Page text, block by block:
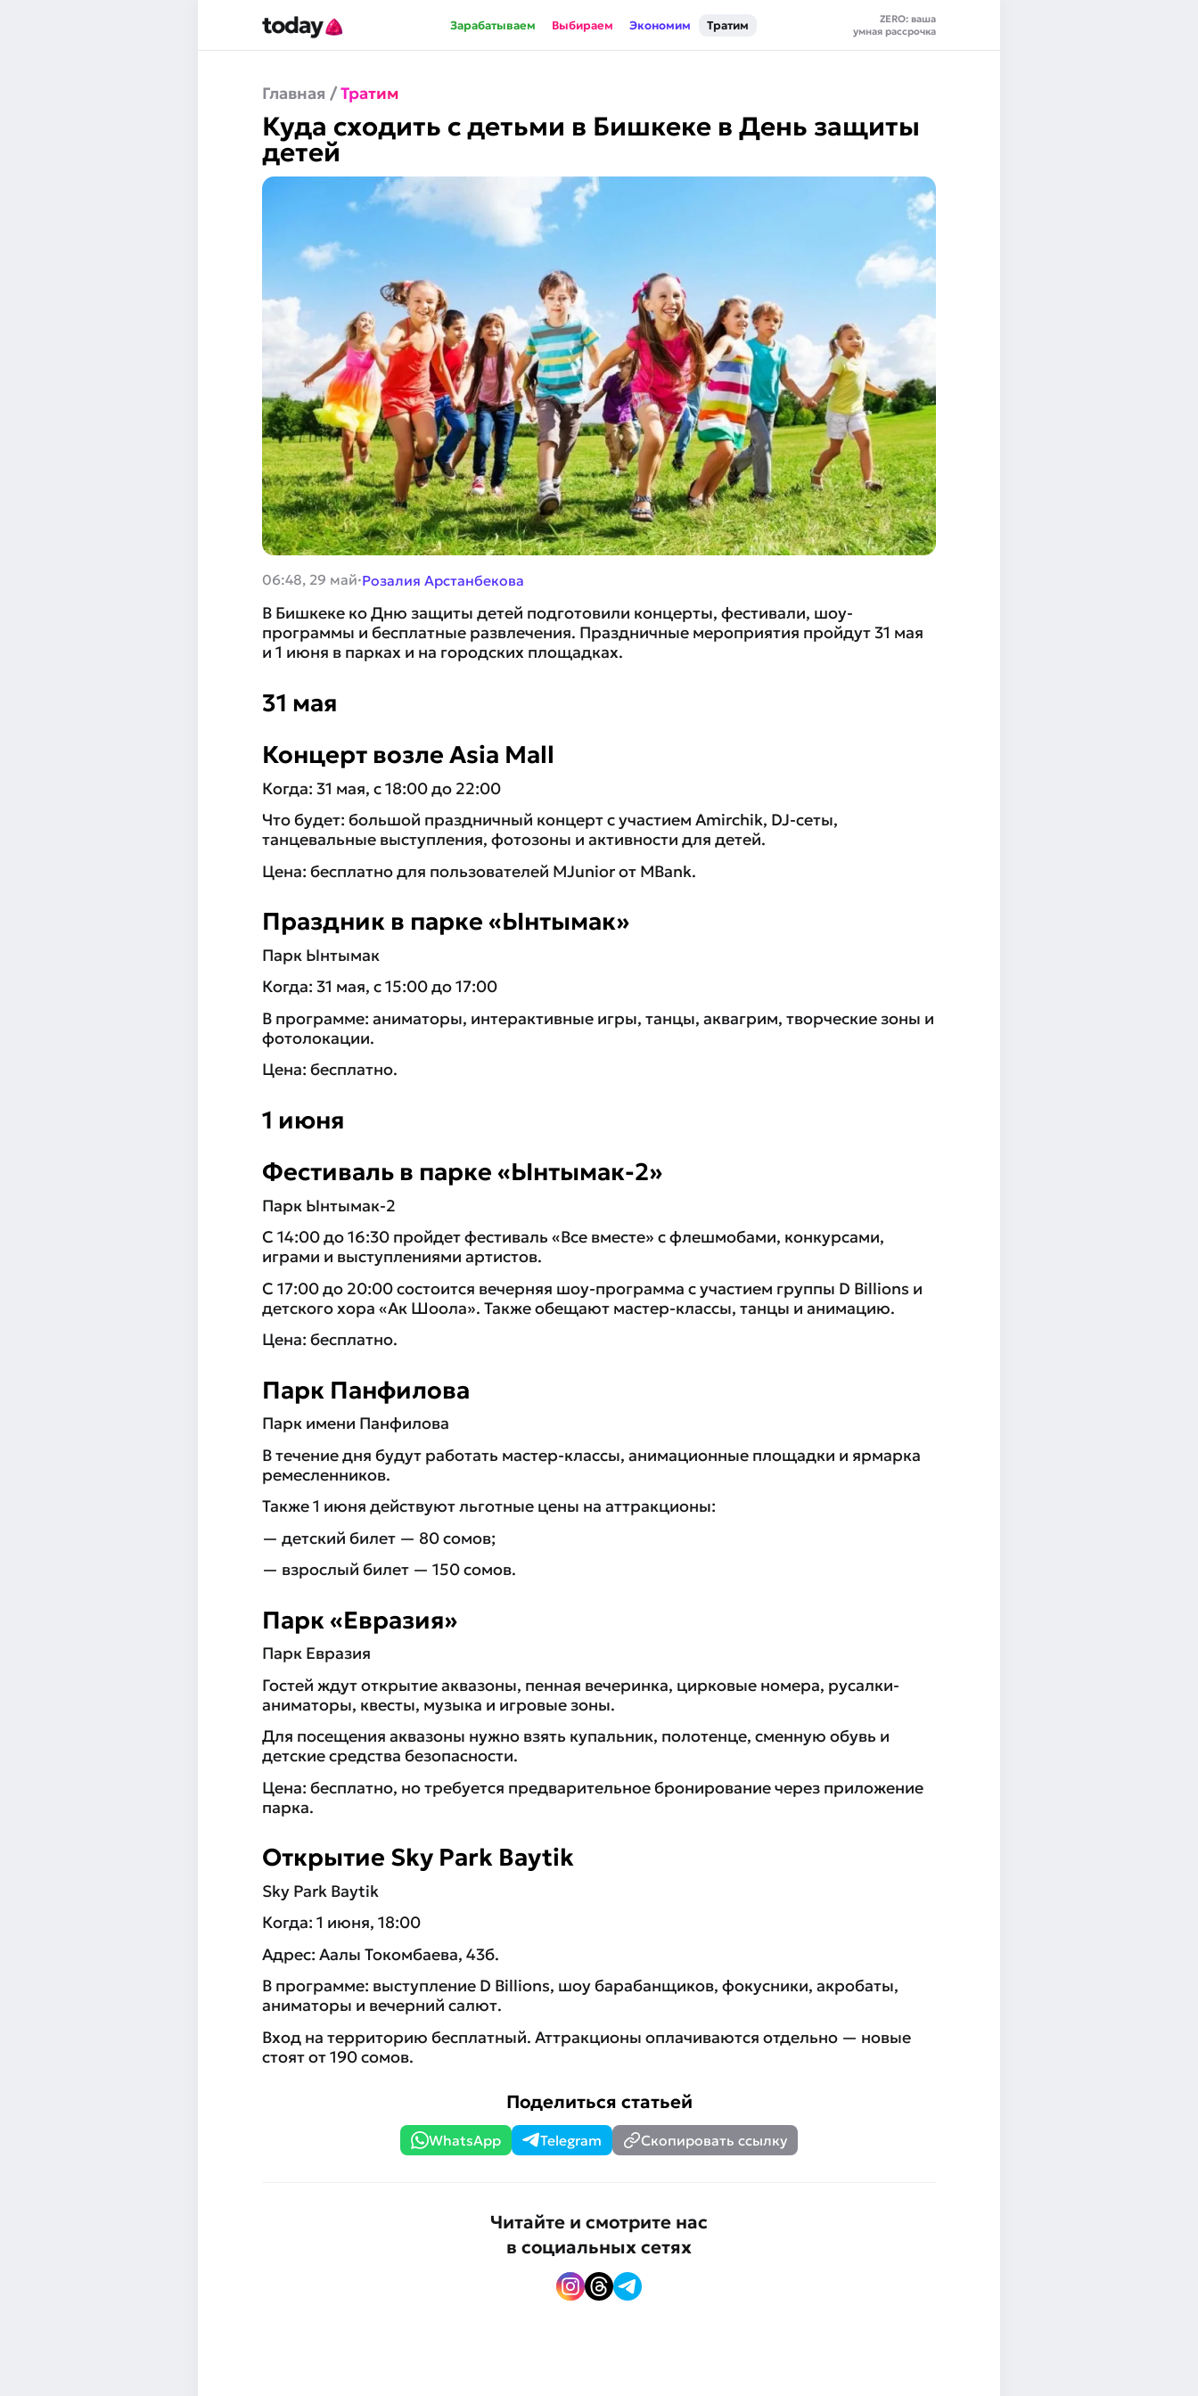
Зарабатываем Выбираем Экономим Тратим
ZERO: ваша
умная рассрочка
Главная /Тратим
Куда сходить с детьми в Бишкеке в День защиты
детей
06:48, 29 май·Розалия Арстанбекова
В Бишкеке ко Дню защиты детей подготовили концерты, фестивали, шоу-
программы и бесплатные развлечения. Праздничные мероприятия пройдут 31 мая
и 1 июня в парках и на городских площадках.
31 мая
Концерт возле Asia Mall
Когда: 31 мая, с 18:00 до 22:00
Что будет: большой праздничный концерт с участием Amirchik, DJ-сеты,
танцевальные выступления, фотозоны и активности для детей.
Цена: бесплатно для пользователей MJunior от MBank.
Праздник в парке «Ынтымак»
Парк Ынтымак
Когда: 31 мая, с 15:00 до 17:00
В программе: аниматоры, интерактивные игры, танцы, аквагрим, творческие зоны и
фотолокации.
Цена: бесплатно.
1 июня
Фестиваль в парке «Ынтымак-2»
Парк Ынтымак-2
С 14:00 до 16:30 пройдет фестиваль «Все вместе» с флешмобами, конкурсами,
играми и выступлениями артистов.
С 17:00 до 20:00 состоится вечерняя шоу-программа с участием группы D Billions и
детского хора «Ак Шоола». Также обещают мастер-классы, танцы и анимацию.
Цена: бесплатно.
Парк Панфилова
Парк имени Панфилова
В течение дня будут работать мастер-классы, анимационные площадки и ярмарка
ремесленников.
Также 1 июня действуют льготные цены на аттракционы:
— детский билет — 80 сомов;
— взрослый билет — 150 сомов.
Парк «Евразия»
Парк Евразия
Гостей ждут открытие аквазоны, пенная вечеринка, цирковые номера, русалки-
аниматоры, квесты, музыка и игровые зоны.
Для посещения аквазоны нужно взять купальник, полотенце, сменную обувь и
детские средства безопасности.
Цена: бесплатно, но требуется предварительное бронирование через приложение
парка.
Открытие Sky Park Baytik
Sky Park Baytik
Когда: 1 июня, 18:00
Адрес: Аалы Токомбаева, 43б.
В программе: выступление D Billions, шоу барабанщиков, фокусники, акробаты,
аниматоры и вечерний салют.
Вход на территорию бесплатный. Аттракционы оплачиваются отдельно — новые
стоят от 190 сомов.
Поделиться статьей
WhatsApp Telegram Скопировать ссылку
Читайте и смотрите нас
в социальных сетях